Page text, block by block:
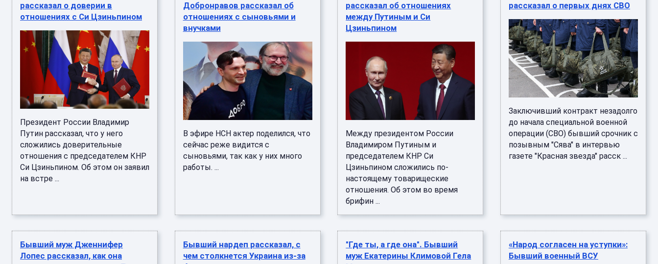
рассказал о доверии в
отношениях с Си Цзиньпином
Президент России Владимир
Путин рассказал, что у него
сложились доверительные
отношения с председателем КНР
Си Цзиньпином. Об этом он заявил
на встре ...
Добронравов рассказал об
отношениях с сыновьями и
внучками
В эфире НСН актер поделился, что
сейчас реже видится с
сыновьями, так как у них много
работы. ...
рассказал об отношениях
между Путиным и Си
Цзиньпином
Между президентом России
Владимиром Путиным и
председателем КНР Си
Цзиньпином сложились по-
настоящему товарищеские
отношения. Об этом во время
брифин ...
рассказал о первых днях СВО
Заключивший контракт незадолго
до начала специальной военной
операции (СВО) бывший срочник с
позывным "Сява" в интервью
газете "Красная звезда" расск ...
Бывший муж Дженнифер
Лопес рассказал, как она
Бывший нардеп рассказал, с
чем столкнется Украина из-за
"Где ты, а где она". Бывший
муж Екатерины Климовой Гела
«Народ согласен на уступки»:
Бывший военный ВСУ